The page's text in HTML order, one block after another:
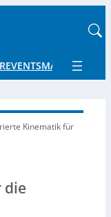
EVENTSMÄRKTE UND
Kinematikfür
die